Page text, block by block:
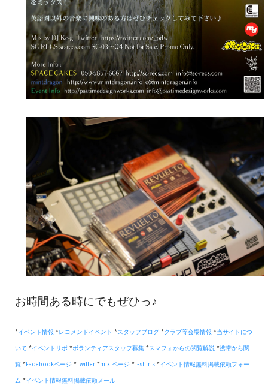
お時間ある時にでもぜひっ♪
*イベント情報 *レコメンドイベント *スタッフブログ *クラブ等会場情報 *当サイトにつ
いて *イベントリポ *ボランティアスタッフ募集 *スマフォからの閲覧解説 *携帯から閲
覧 * Facebookページ *Twitter *mixiページ *T-shirts *イベント情報無料掲載依頼フォー
ム *イベント情報無料掲載依頼メール